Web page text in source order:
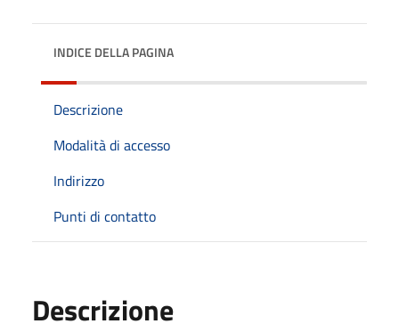
INDICE DELLA PAGINA
Descrizione
Modalità di accesso
Indirizzo
Punti di contatto
Descrizione